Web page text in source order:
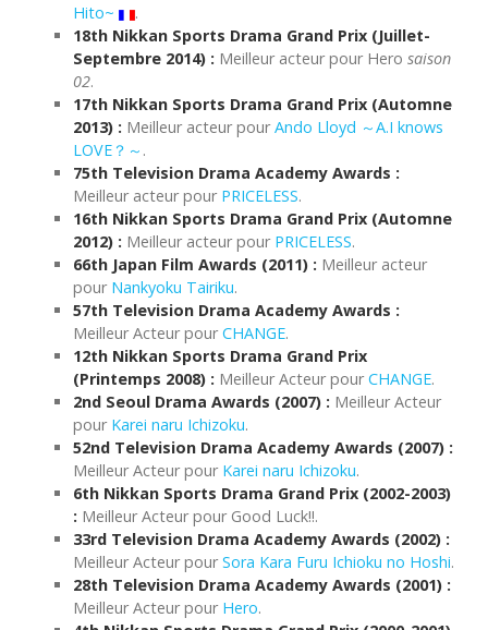
Hito~
.
18th Nikkan Sports Drama Grand Prix (Juillet-
Septembre 2014) : Meilleur acteur pour Hero saison
02.
17th Nikkan Sports Drama Grand Prix (Automne
2013) : Meilleur acteur pourAndo Lloyd ～A.I knows
LOVE？～ .
75th Television Drama Academy Awards :
Meilleur acteur pour PRICELESS.
16th Nikkan Sports Drama Grand Prix (Automne
2012) : Meilleur acteur pour PRICELESS.
66th Japan Film Awards (2011) : Meilleur acteur
pour Nankyoku Tairiku.
57th Television Drama Academy Awards :
Meilleur Acteur pourCHANGE.
12th Nikkan Sports Drama Grand Prix
(Printemps 2008) : Meilleur Acteur pourCHANGE.
2nd Seoul Drama Awards (2007) : Meilleur Acteur
pour Karei naru Ichizoku.
52nd Television Drama Academy Awards (2007) :
Meilleur Acteur pour Karei naru Ichizoku.
6th Nikkan Sports Drama Grand Prix (2002-2003)
: Meilleur Acteur pour Good Luck!!.
33rd Television Drama Academy Awards (2002) :
Meilleur Acteur pourSora Kara Furu Ichioku no Hoshi.
28th Television Drama Academy Awards (2001) :
Meilleur Acteur pour Hero.